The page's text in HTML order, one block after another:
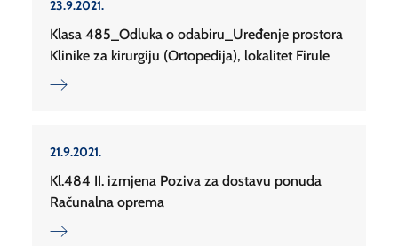
23.9.2021.
Klasa 485_Odluka o odabiru_Uređenje prostora
Klinike za kirurgiju (Ortopedija), lokalitet Firule
21.9.2021.
Kl.484 II. izmjena Poziva za dostavu ponuda
Računalna oprema